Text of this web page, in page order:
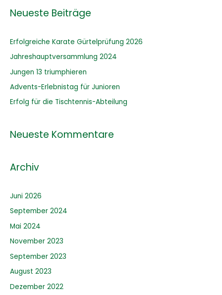
n
a
c
h
:
Neueste Beiträge
Erfolgreiche Karate Gürtelprüfung 2026
Jahreshauptversammlung 2024
Jungen 13 triumphieren
Advents-Erlebnistag für Junioren
Erfolg für die Tischtennis-Abteilung
Neueste Kommentare
Archiv
Juni 2026
September 2024
Mai 2024
November 2023
September 2023
August 2023
Dezember 2022